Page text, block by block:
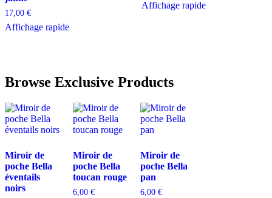
17,00 €
Affichage rapide
Affichage rapide
Browse Exclusive Products
Miroir de
poche Bella
éventails
noirs
Miroir de
poche Bella
toucan rouge
6,00 €
Miroir de
poche Bella
pan
6,00€